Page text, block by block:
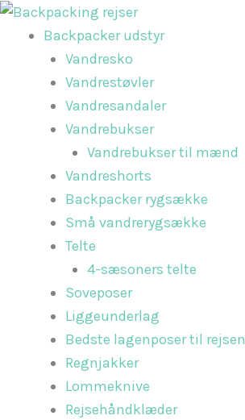
Gå
indholdet
Backpacker udstyr
Vandresko
Vandrestøvler
Vandresandaler
Vandrebukser
Vandrebukser til mænd
Vandreshorts
Backpacker rygsække
Små vandrerygsække
Telte
4-sæsoners telte
Soveposer
Liggeunderlag
Bedste lagenposer til rejsen
Regnjakker
Lommeknive
Rejsehåndklæder